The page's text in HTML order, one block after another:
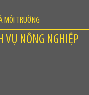
MÔI TRƯỜNG
VỤ NÔNG NGHIỆP